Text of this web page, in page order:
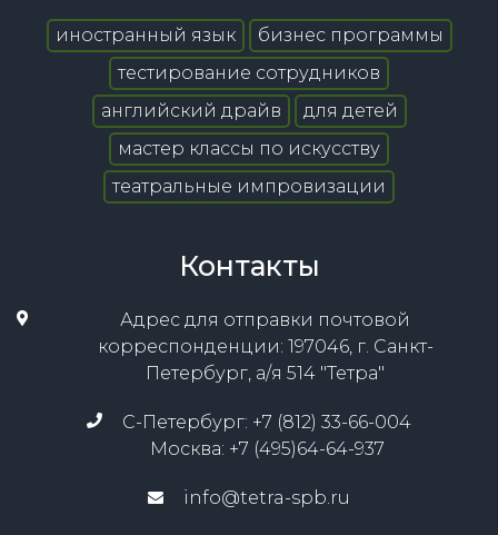
иностранный язык
бизнес программы
тестирование сотрудников
английский драйв
для детей
мастер классы по искусству
театральные импровизации
Контакты
Адрес для отправки почтовой
корреспонденции: 197046, г. Санкт-
Петербург, а/я 514 "Тетра"
С-Петербург: +7 (812) 33-66-004
Москва: +7 (495)64-64-937
info@tetra-spb.ru